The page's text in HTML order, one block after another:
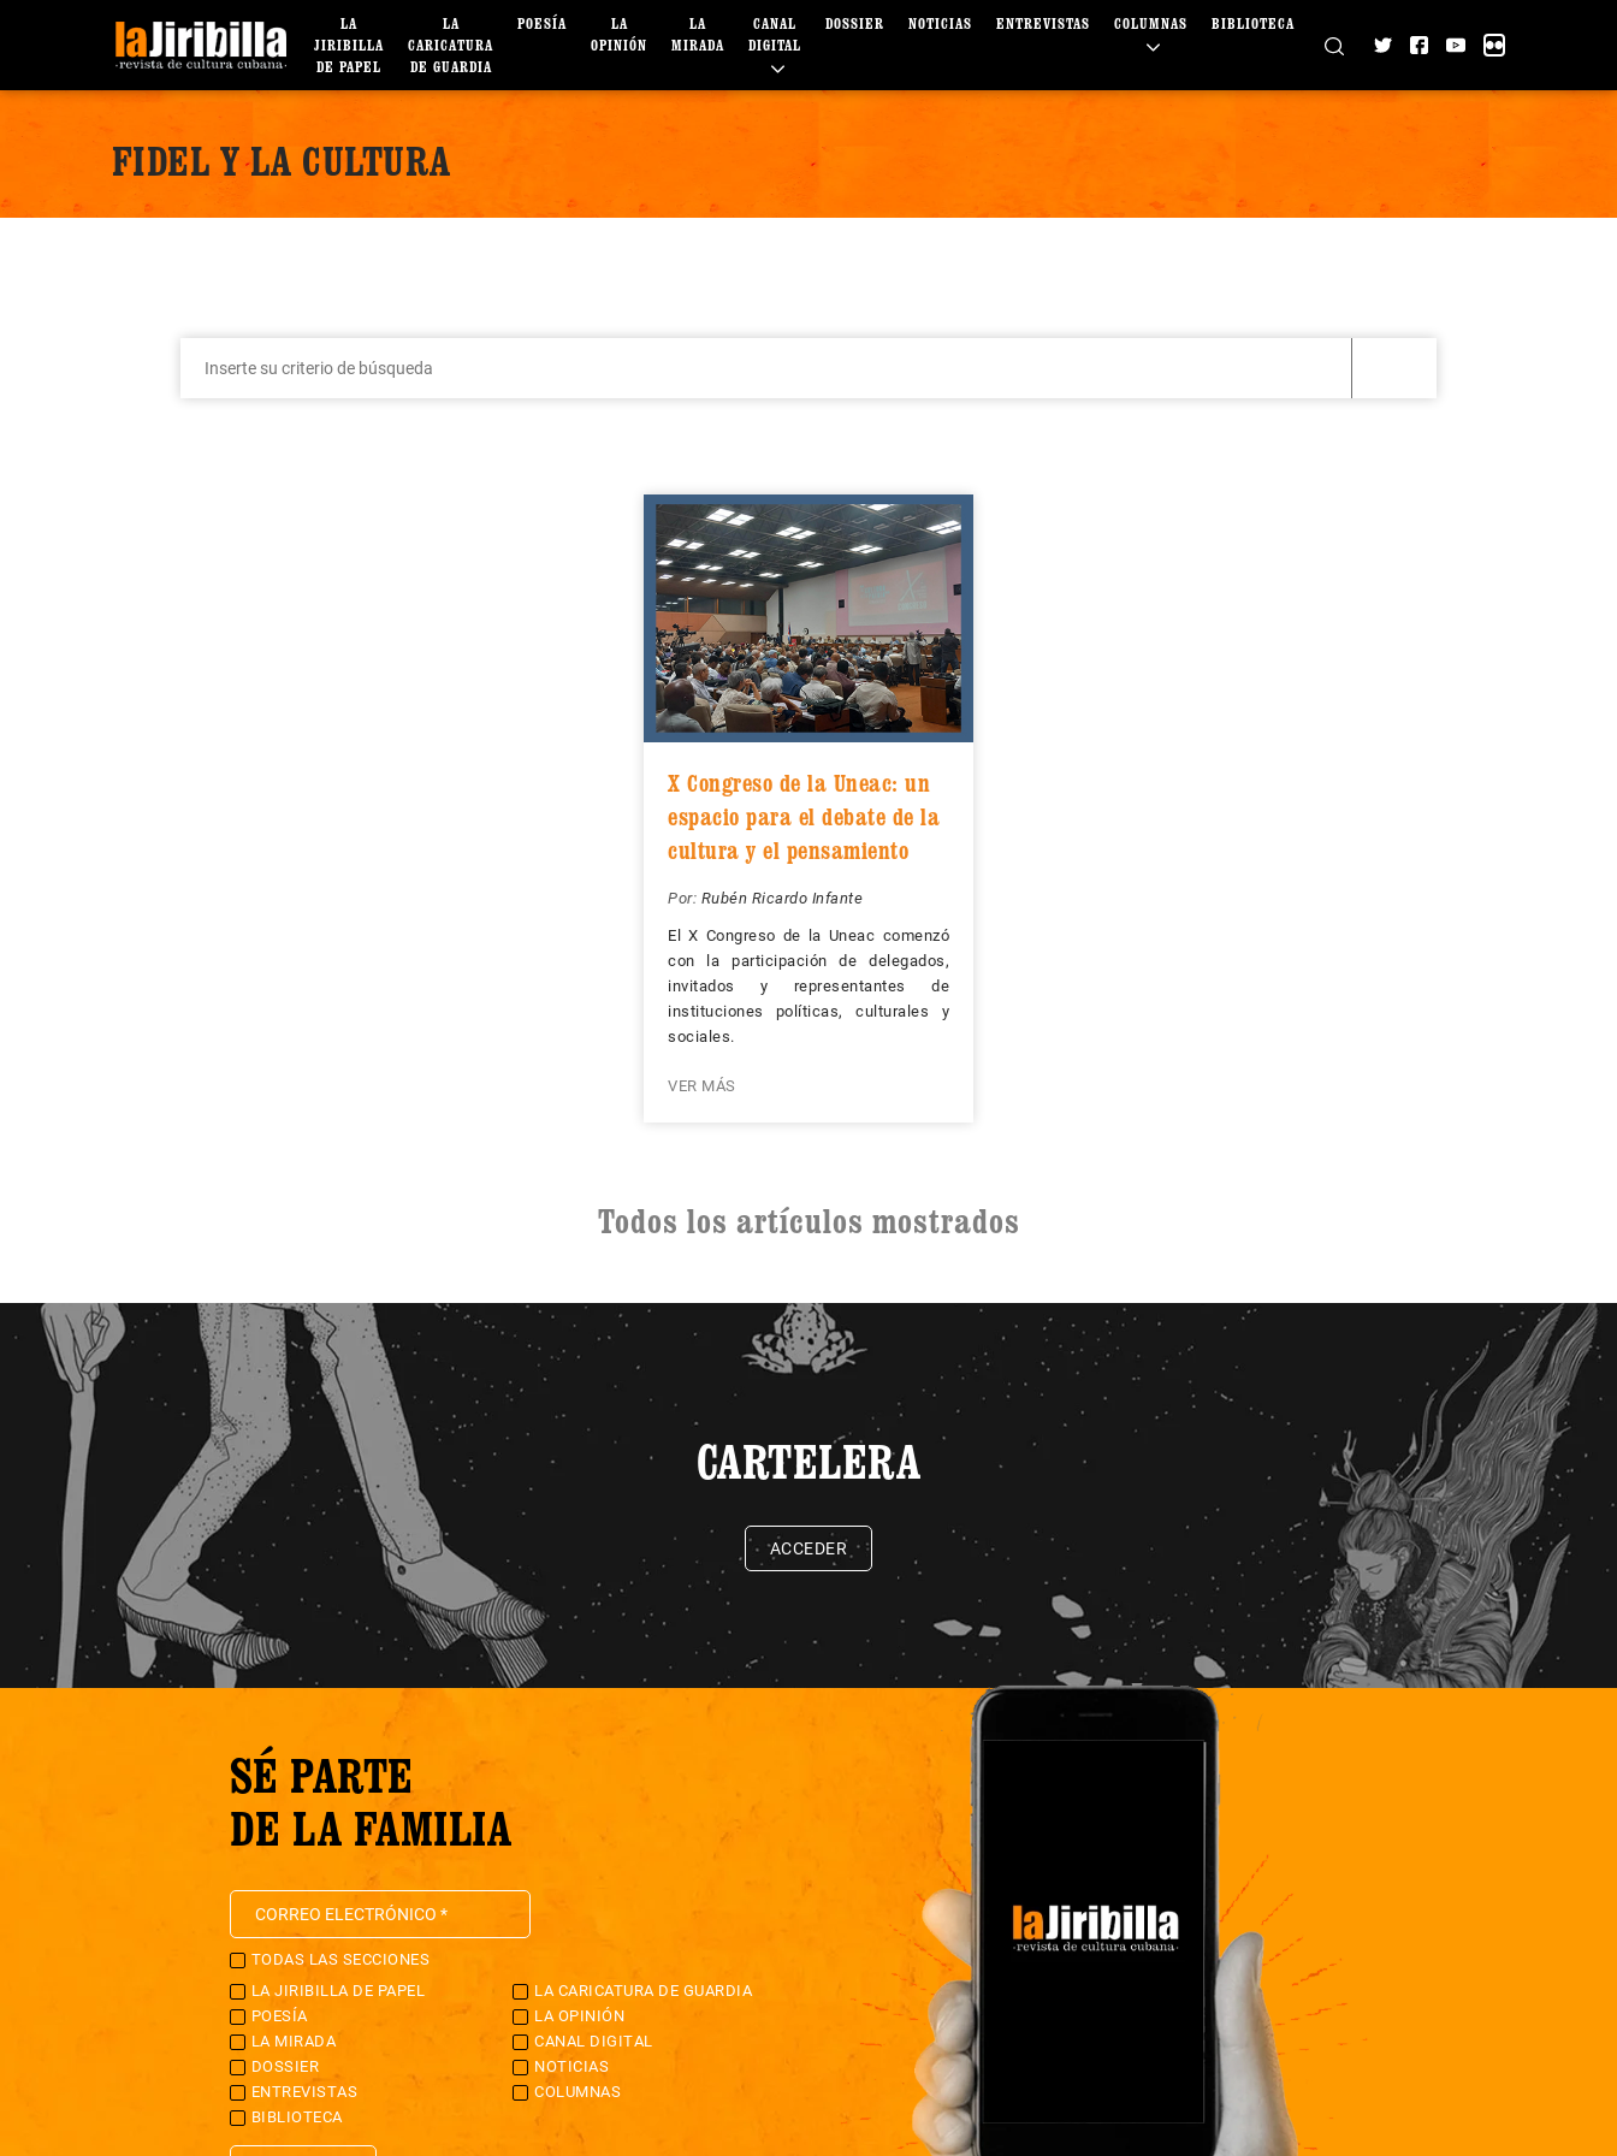
LA
JIRIBILLA
DE PAPEL
LA
CARICATURA
DE GUARDIA
POESÍA
LA
OPINIÓN
LA
MIRADA
CANAL
DIGITAL
DOSSIER NOTICIAS ENTREVISTAS COLUMNAS BIBLIOTECA
FIDEL Y LA CULTURA
X Congreso de la Uneac: un
espacio para el debate de la
cultura y el pensamiento
Por: Rubén Ricardo Infante
El X Congreso de la Uneac comenzó
con la participación de delegados,
invitados y representantes de
instituciones políticas, culturales y
sociales.
VER MÁS
Todos los artículos mostrados
CARTELERA
ACCEDER
SÉ PARTE
DE LA FAMILIA
TODAS LAS SECCIONES
LA JIRIBILLA DE PAPEL
LA CARICATURA DE GUARDIA
POESÍA
LA OPINIÓN
LA MIRADA
CANAL DIGITAL
DOSSIER
NOTICIAS
ENTREVISTAS
COLUMNAS
BIBLIOTECA